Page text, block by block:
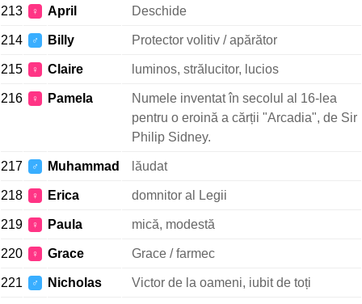
213 ♀ April Deschide
214 ♂ Billy Protector volitiv / apărător
215 ♀ Claire luminos, strălucitor, lucios
216 ♀ Pamela
Numele inventat în secolul al 16-lea
pentru o eroină a cărții "Arcadia", de Sir
Philip Sidney.
217 ♂ Muhammad lăudat
218 ♀ Erica domnitor al Legii
219 ♀ Paula mică, modestă
220 ♀ Grace Grace / farmec
221 ♂ Nicholas Victor de la oameni, iubit de toți